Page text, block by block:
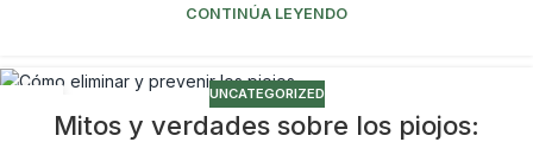
CONTINÚA LEYENDO
UNCATEGORIZED
Mitos y verdades sobre los piojos: